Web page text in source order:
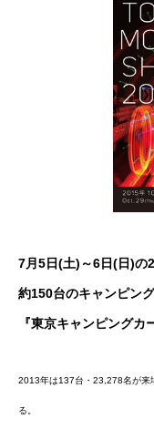
整備・修理・板金・
ボディコーティン
部品の取り付け
部品の取り付け
独自の買取査定
7月5日(土)～6日(日)の
約150台のキャンピン
『東京キャンピングカ
2013年は137台・23,278名が来
る。